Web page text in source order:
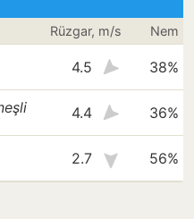
Rüzgar, m/s Nem
4.5 38%
4.4 36%
2.7 56%